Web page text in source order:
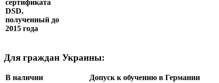
сертификата
DSD,
полученный до
2015 года
Для граждан Украины:
В наличии
Допуск к обучению в Германии